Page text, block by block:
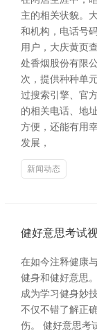
主的相关状貌。
和机构，电话号
用户，大庆黄页
处香烟股份有限
次，提供种种单
过搜索引擎、官
的相关电话、地
方便，还能有用
发展，
新闻动态
健好意思考试
在如今注释健康
健身和健好意思
成为学习健身妙
不仅不错了解正
伤。 健好意思考